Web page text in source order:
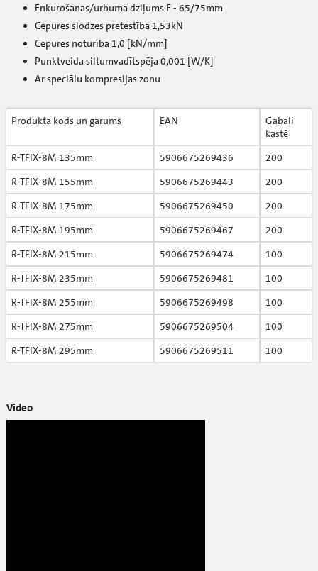
Enkurošanas/urbuma dziļums E - 65/75mm
Cepures slodzes pretestība 1,53kN
Cepures noturība 1,0 [kN/mm]
Punktveida siltumvadītspēja 0,001 [W/K]
Ar speciālu kompresijas zonu
Produkta kods un garums EAN
Gabali
kastē
R-TFIX-8M 135mm
5906675269436
200
R-TFIX-8M 155mm
5906675269443
200
R-TFIX-8M 175mm
5906675269450
200
R-TFIX-8M 195mm
5906675269467
200
R-TFIX-8M 215mm
5906675269474
100
R-TFIX-8M 235mm
5906675269481
100
R-TFIX-8M 255mm
5906675269498
100
R-TFIX-8M 275mm
5906675269504
100
R-TFIX-8M 295mm
5906675269511 100
Video